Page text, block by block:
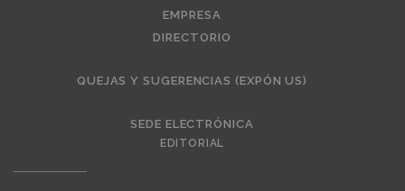
EMPRESA
DIRECTORIO
QUEJAS Y SUGERENCIAS (EXPÓN US)
SEDE ELECTRÓNICA
EDITORIAL